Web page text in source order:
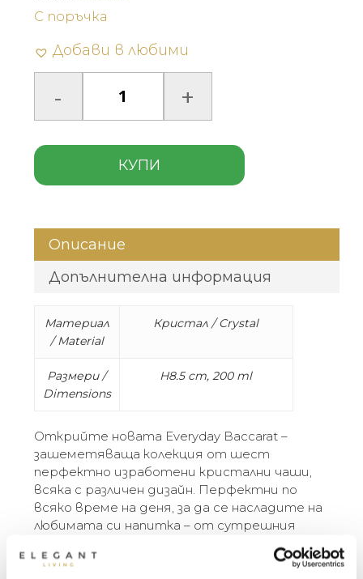
С поръчка
Добави в любими
КУПИ
Описание
Допълнителна информация
Материал
/ Material
Кристал / Crystal
Размери /
Dimensions
H8.5 cm, 200 ml
Открийте новата Everyday Baccarat –
зашеметяваща колекция от шест
перфектно изработени кристални чаши,
всяка с различен дизайн. Перфектни по
всяко време на деня, за да се насладите на
любимата си напитка – от сутрешния
сок, през следобедната безалкохолна
напитка, до чашата преди вечеря.